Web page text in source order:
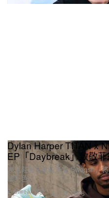
Footwear 球鞋
Dylan Harper TITAN x
EP「Daybreak」致敬
浅蓝鞋面与柔和渐变 Swoosh，
属配色。
Jun 11, 2026